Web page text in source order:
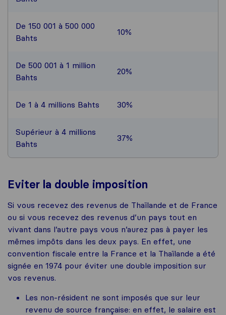
De 150 001 à 500 000
Bahts
10%
De 500 001 à 1 million
Bahts
20%
De 1 à 4 millions Bahts 30%
Supérieur à 4 millions
Bahts
37%
Eviter la double imposition
Si vous recevez des revenus de Thaïlande et de France
ou si vous recevez des revenus d’un pays tout en
vivant dans l’autre pays vous n’aurez pas à payer les
mêmes impôts dans les deux pays. En effet, une
convention fiscale entre la France et la Thaïlande a été
signée en 1974 pour éviter une double imposition sur
vos revenus.
Les non-résident ne sont imposés que sur leur
revenu de source française: en effet, le salaire est